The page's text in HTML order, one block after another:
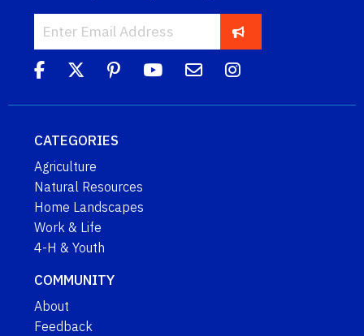
CATEGORIES
Agriculture
Natural Resources
Home Landscapes
Work & Life
4-H & Youth
COMMUNITY
About
Feedback